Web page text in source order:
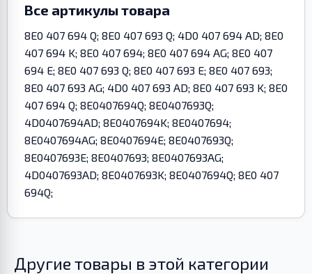
Все артикулы товара
8E0 407 694 Q; 8E0 407 693 Q; 4D0 407 694 AD; 8E0
407 694 K; 8E0 407 694; 8E0 407 694 AG; 8E0 407
694 E; 8E0 407 693 Q; 8E0 407 693 E; 8E0 407 693;
8E0 407 693 AG; 4D0 407 693 AD; 8E0 407 693 K; 8E0
407 694 Q; 8E0407694Q; 8E0407693Q;
4D0407694AD; 8E0407694K; 8E0407694;
8E0407694AG; 8E0407694E; 8E0407693Q;
8E0407693E; 8E0407693; 8E0407693AG;
4D0407693AD; 8E0407693K; 8E0407694Q; 8E0 407
694Q;
Другие товары в этой категории